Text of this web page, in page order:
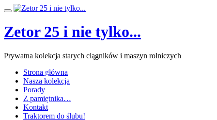
Przeskocz
treści
Przełącz
Zetor 25 i nie tylko...
Prywatna kolekcja starych ciągników i maszyn rolniczych
Strona główna
Nasza kolekcja
Porady
Z pamiętnika…
Kontakt
Traktorem do ślubu!